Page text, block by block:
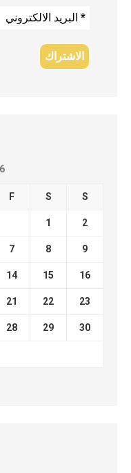
F S S
1 2
7 8 9
14 15 16
21 22 23
28 29 30